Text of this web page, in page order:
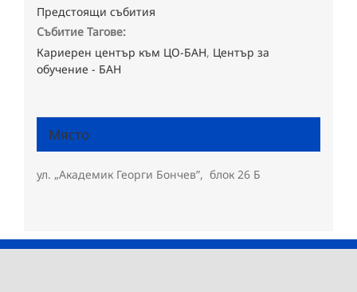
Предстоящи събития
Събитие Тагове:
Кариерен център към ЦО-БАН, Център за
обучение - БАН
Място
ул. „Академик Георги Бончев”, блок 26 Б